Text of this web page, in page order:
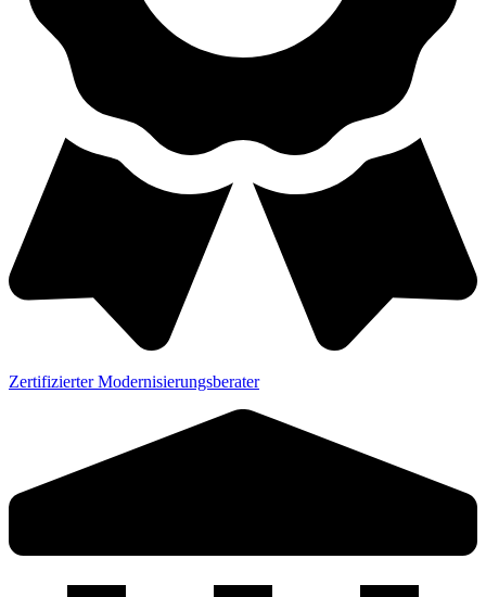
Zertifizierter Modernisierungsberater